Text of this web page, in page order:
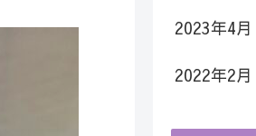
2023年4月
2022年2月